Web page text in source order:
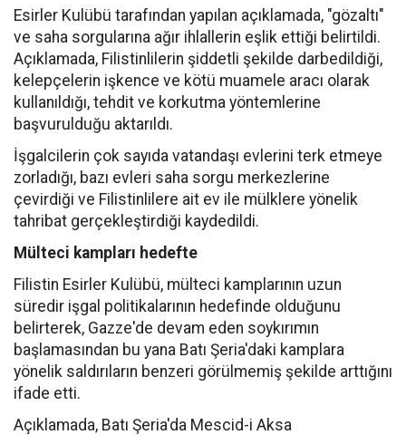
Esirler Kulübü tarafından yapılan açıklamada, "gözaltı"
ve saha sorgularına ağır ihlallerin eşlik ettiği belirtildi.
Açıklamada, Filistinlilerin şiddetli şekilde darbedildiği,
kelepçelerin işkence ve kötü muamele aracı olarak
kullanıldığı, tehdit ve korkutma yöntemlerine
başvurulduğu aktarıldı.
İşgalcilerin çok sayıda vatandaşı evlerini terk etmeye
zorladığı, bazı evleri saha sorgu merkezlerine
çevirdiği ve Filistinlilere ait ev ile mülklere yönelik
tahribat gerçekleştirdiği kaydedildi.
Mülteci kampları hedefte
Filistin Esirler Kulübü, mülteci kamplarının uzun
süredir işgal politikalarının hedefinde olduğunu
belirterek, Gazze'de devam eden soykırımın
başlamasından bu yana Batı Şeria'daki kamplara
yönelik saldırıların benzeri görülmemiş şekilde arttığını
ifade etti.
Açıklamada, Batı Şeria'da Mescid-i Aksa